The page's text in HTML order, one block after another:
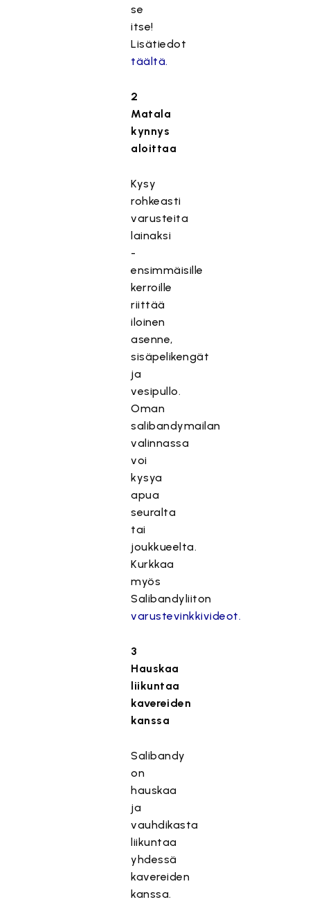
se
itse!
Lisätiedot
täältä.
2
Matala
kynnys
aloittaa
Kysy
rohkeasti
varusteita
lainaksi
-
ensimmäisille
kerroille
riittää
iloinen
asenne,
sisäpelikengät
ja
vesipullo.
Oman
salibandymailan
valinnassa
voi
kysya
apua
seuralta
tai
joukkueelta.
Kurkkaa
myös
Salibandyliiton
varustevinkkivideot.
3
Hauskaa
liikuntaa
kavereiden
kanssa
Salibandy
on
hauskaa
ja
vauhdikasta
liikuntaa
yhdessä
kavereiden
kanssa.